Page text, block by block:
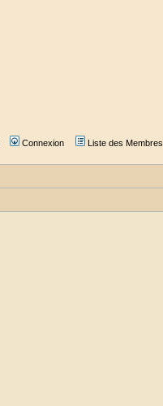
Connexion Liste des Membres